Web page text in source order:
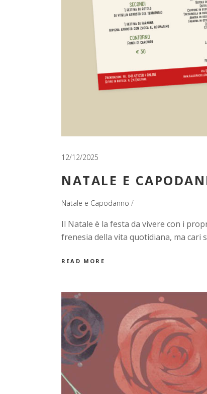
12/12/2025
NATALE E
Natale e Capodanno
Il Natale è la festa da vivere con i
frenesia della vita quotidiana, ma cari
READ MORE